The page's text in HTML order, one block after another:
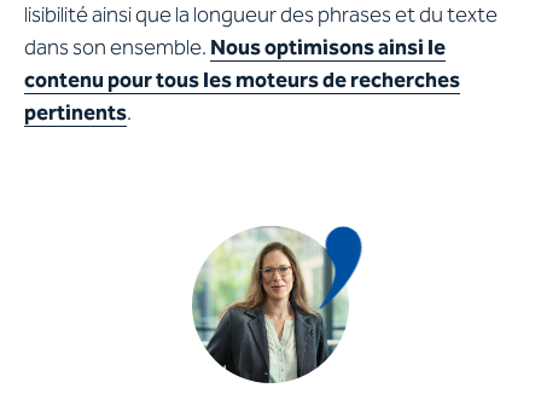
lisibilité ainsi que la longueur des phrases et du texte
dans son ensemble. Nous optimisons ainsi le
contenu pour tous les moteurs de recherches
pertinents.